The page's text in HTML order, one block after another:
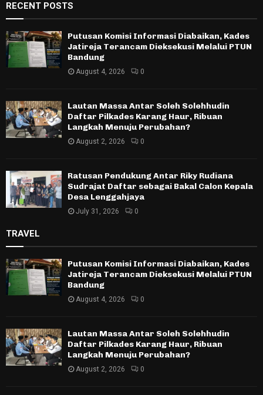
RECENT POSTS
Putusan Komisi Informasi Diabaikan, Kades
Jatireja Terancam Dieksekusi Melalui PTUN
Bandung
August 4, 2026 0
Lautan Massa Antar Soleh Solehhudin
Daftar Pilkades Karang Haur, Ribuan
Langkah Menuju Perubahan?
August 2, 2026 0
Ratusan Pendukung Antar Riky Rudiana
Sudrajat Daftar sebagai Bakal Calon Kepala
Desa Lenggahjaya
July 31, 2026 0
TRAVEL
Putusan Komisi Informasi Diabaikan, Kades
Jatireja Terancam Dieksekusi Melalui PTUN
Bandung
August 4, 2026 0
Lautan Massa Antar Soleh Solehhudin
Daftar Pilkades Karang Haur, Ribuan
Langkah Menuju Perubahan?
August 2, 2026 0